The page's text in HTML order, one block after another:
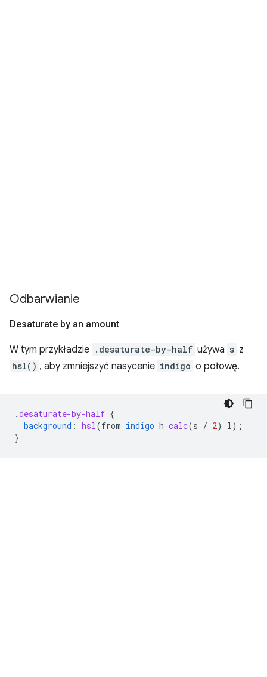
Odbarwianie
Desaturate by an amount
W tym przykładzie .desaturate-by-half używa s z
hsl() , aby zmniejszyć nasycenie indigo o połowę.
.desaturate-by-half {
background : hsl (from indigo h calc(s / 2) l );
}